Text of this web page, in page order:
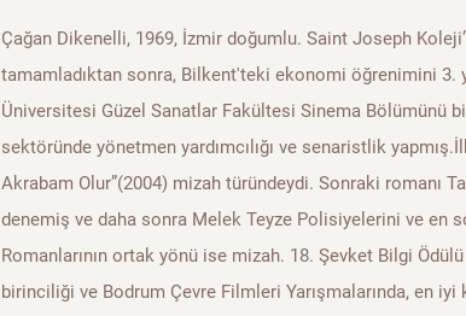
Çağan Dikenelli, 1969, İzmir doğumlu. Saint Joseph
tamamladıktan sonra, Bilkent'teki ekonomi öğrenimini 3.
Üniversitesi Güzel Sanatlar Fakültesi Sinema Bölümünü
sektöründe yönetmen yardımcılığı ve senaristlik
Akrabam Olur”(2004) mizah türündeydi. Sonraki romanı
denemiş ve daha sonra Melek Teyze Polisiyelerini ve en
Romanlarının ortak yönü ise mizah. 18. Şevket Bilgi
birinciliği ve Bodrum Çevre Filmleri Yarışmalarında, en iyi